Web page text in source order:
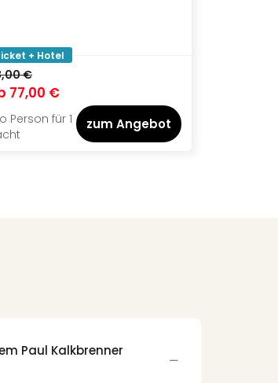
+ Hotel
€
77,00 €
Person für 1
zum Angebot
Paul Kalkbrenner